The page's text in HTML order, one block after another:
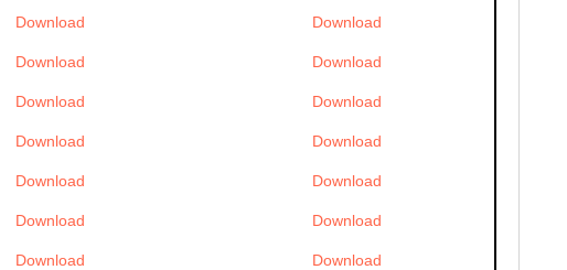
Download Download
Download Download
Download Download
Download Download
Download Download
Download Download
Download Download